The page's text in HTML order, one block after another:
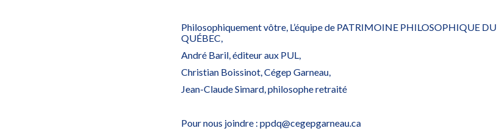
Philosophiquement vôtre, L’équipe de PATRIMOINE PHILOSOPHIQUE DU
QUÉBEC,
André Baril, éditeur aux PUL,
Christian Boissinot, Cégep Garneau,
Jean-Claude Simard, philosophe retraité
Pour nous joindre : ppdq@cegepgarneau.ca